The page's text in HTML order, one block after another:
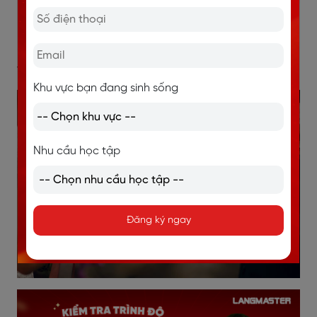
happiness till the end.
→ Chúc mừng đám cưới của anh. Chúc anh chị luôn
vui vẻ và hạnh phúc mãi sau này.
Khu vực bạn đang sinh sống
Nhu cầu học tập
Đăng ký ngay